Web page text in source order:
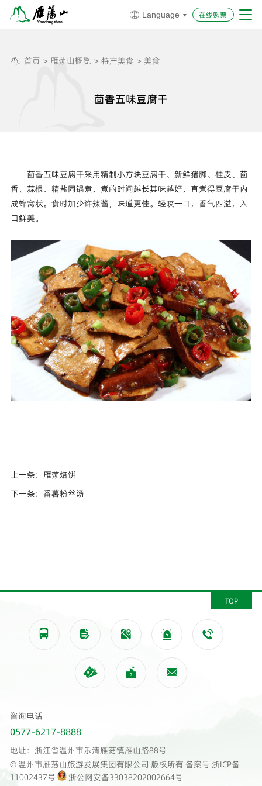
 Language  在线购票

 首页 > 雁荡山概览 > 特产美食 > 美食
茴香五味豆腐干
茴香五味豆腐干采用精制小方块豆腐干、新鲜猪脚、桂皮、茴
香、蒜根、精盐同锅煮，煮的时间越长其味越好，直煮得豆腐干内
成蜂窝状。食时加少许辣酱，味道更佳。轻咬一口，香气四溢，入
口鲜美。
上一条：雁荡烙饼
下一条：番薯粉丝汤
TOP
    
  
咨询电话
0577-6217-8888
地址：浙江省温州市乐清雁荡镇雁山路88号
© 温州市雁荡山旅游发展集团有限公司 版权所有 备案号浙ICP备
11002437号
浙公网安备33038202002664号